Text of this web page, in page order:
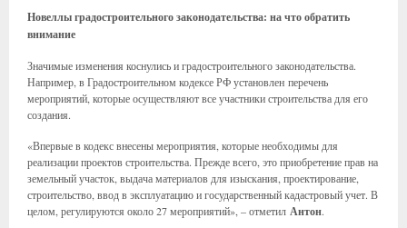
Новеллы градостроительного законодательства: на что обратить
внимание
Значимые изменения коснулись и градостроительного законодательства.
Например, в Градостроительном кодексе РФ установлен перечень
мероприятий, которые осуществляют все участники строительства для его
создания.
«Впервые в кодекс внесены мероприятия, которые необходимы для
реализации проектов строительства. Прежде всего, это приобретение прав на
земельный участок, выдача материалов для изыскания, проектирование,
строительство, ввод в эксплуатацию и государственный кадастровый учет. В
целом, регулируются около 27 мероприятий», – отметил Антон.